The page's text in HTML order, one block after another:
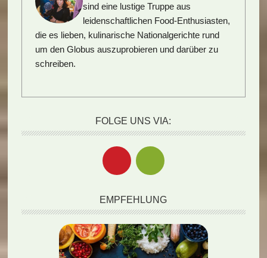
sind eine lustige Truppe aus
leidenschaftlichen Food-Enthusiasten,
die es lieben, kulinarische Nationalgerichte rund
um den Globus auszuprobieren und darüber zu
schreiben.
FOLGE UNS VIA:
EMPFEHLUNG